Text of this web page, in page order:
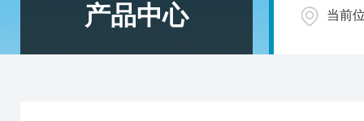
产品中心 当前